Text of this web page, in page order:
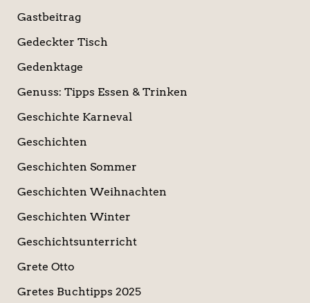
Gastbeitrag
Gedeckter Tisch
Gedenktage
Genuss: Tipps Essen & Trinken
Geschichte Karneval
Geschichten
Geschichten Sommer
Geschichten Weihnachten
Geschichten Winter
Geschichtsunterricht
Grete Otto
Gretes Buchtipps 2025